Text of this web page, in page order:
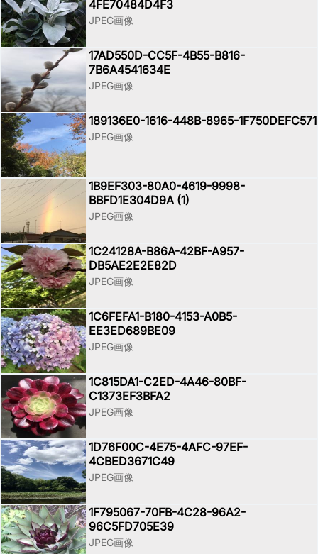
4FE70484D4F3
JPEG画像
17AD550D-CC5F-4B55-B816-
7B6A4541634E
JPEG画像
189136E0-1616-448B-8965-1F750DEFC571
JPEG画像
1B9EF303-80A0-4619-9998-
BBFD1E304D9A (1)
JPEG画像
1C24128A-B86A-42BF-A957-
DB5AE2E2E82D
JPEG画像
1C6FEFA1-B180-4153-A0B5-
EE3ED689BE09
JPEG画像
1C815DA1-C2ED-4A46-80BF-
C1373EF3BFA2
JPEG画像
1D76F00C-4E75-4AFC-97EF-
4CBED3671C49
JPEG画像
1F795067-70FB-4C28-96A2-
96C5FD705E39
JPEG画像